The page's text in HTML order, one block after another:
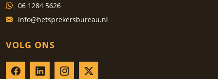
06 1284 5626
info@hetsprekersbureau.nl
VOLG ONS